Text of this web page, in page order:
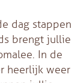
dag stappen
brengt jullie
In de
heerlijk weer